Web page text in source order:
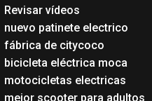
Revisar vídeos
nuevo patinete electrico
fábrica de citycoco
bicicleta eléctrica moca
motocicletas electricas
mejor scooter para adultos